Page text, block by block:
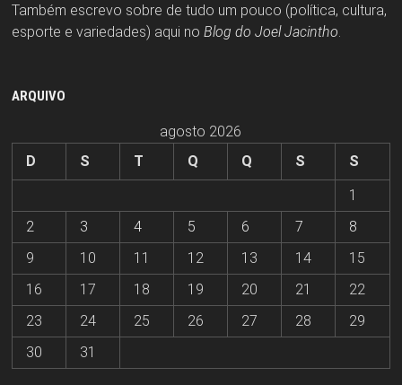
Também escrevo sobre de tudo um pouco (política, cultura,
esporte e variedades) aqui no Blog do Joel Jacintho
ARQUIVO
agosto 2026
D
S T Q Q S
S
1
2
3 4 5 6 7
8
9
10 11 12 13 14
15
16
17 18 19 20 21
22
23
24 25 26 27 28
29
30
31